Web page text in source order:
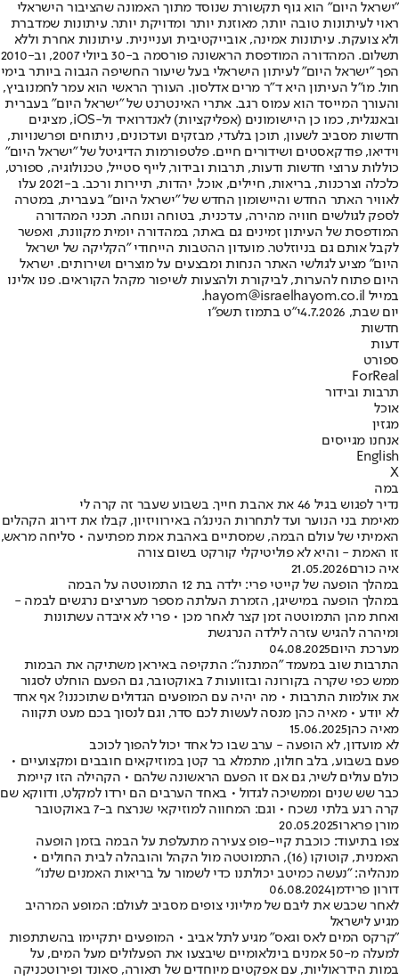
"ישראל היום" הוא גוף תקשורת שנוסד מתוך האמונה שהציבור הישראלי
ראוי לעיתונות טובה יותר, מאוזנת יותר ומדויקת יותר. עיתונות שמדברת
ולא צועקת. עיתונות אמינה, אובייקטיבית ועניינית. עיתונות אחרת וללא
תשלום. המהדורה המודפסת הראשונה פורסמה ב-30 ביולי 2007, וב-2010
הפך "ישראל היום" לעיתון הישראלי בעל שיעור החשיפה הגבוה ביותר בימי
חול. מו"ל העיתון היא ד"ר מרים אדלסון. העורך הראשי הוא עמר לחמנוביץ,
והעורך המייסד הוא עמוס רגב. אתרי האינטרנט של "ישראל היום" בעברית
ובאנגלית, כמו כן היישומונים (אפליקציות) לאנדרואיד ול-iOS, מציגים
חדשות מסביב לשעון, תוכן בלעדי, מבזקים ועדכונים, ניתוחים ופרשנויות,
וידיאו, פודקאסטים ושידורים חיים. פלטפורמות הדיגיטל של "ישראל היום"
כוללות ערוצי חדשות ודעות, תרבות ובידור, לייף סטייל, טכנולוגיה, ספורט,
כלכלה וצרכנות, בריאות, חיילים, אוכל, יהדות, תיירות ורכב. ב-2021 עלו
לאוויר האתר החדש והיישומון החדש של "ישראל היום" בעברית, במטרה
לספק לגולשים חוויה מהירה, עדכנית, בטוחה ונוחה. תכני המהדורה
המודפסת של העיתון זמינים גם באתר, במהדורה יומית מקוונת, ואפשר
לקבל אותם גם בניוזלטר. מועדון ההטבות הייחודי "הקליקה של ישראל
היום" מציע לגולשי האתר הנחות ומבצעים על מוצרים ושירותים. ישראל
היום פתוח להערות, לביקורת ולהצעות לשיפור מקהל הקוראים. פנו אלינו
במייל hayom@israelhayom.co.il.
יום שבת, 4.7.2026
י"ט בתמוז תשפ"ו
חדשות
דעות
ספורט
ForReal
תרבות ובידור
אוכל
מגזין
אנחנו מגייסים
English
X
במה
נדיר לפגוש בגיל 46 את אהבת חייך. בשבוע שעבר זה קרה לי
מאימת בני הנוער ועד לתחרות הנינג'ה באירוויזיון, קבלו את דירוג הקהלים
האמיתי של עולם הבמה, שמסתיים באהבת אמת מפתיעה • סליחה מראש,
זו האמת - והיא לא פוליטיקלי קורקט בשום צורה
איה כורם21.05.2026
במהלך הופעה של קייטי פרי: ילדה בת 12 התמוטטה על הבמה
במהלך הופעה במישיגן, הזמרת העלתה מספר מעריצים נרגשים לבמה -
ואחת מהן התמוטטה זמן קצר לאחר מכן • פרי לא איבדה עשתונות
ומיהרה להגיש עזרה לילדה הנרגשת
מערכת היום04.08.2025
התרבות שוב במעמד "המתנה": התקיפה באיראן משתיקה את הבמות
ממש כפי שקרה בקורונה ובזוועות 7 באוקטובר, גם הפעם הוחלט לסגור
את אולמות התרבות • מה יהיה עם המופעים הגדולים שתוכננו? אף אחד
לא יודע • מאיה כהן מנסה לעשות לכם סדר, וגם לנסוך בכם מעט תקווה
מאיה כהן15.06.2025
לא מועדון, לא הופעה - ערב שבו כל אחד יכול להפוך לכוכב
פעם בשבוע, בלב חולון, מתמלא בר קטן במוזיקאים חובבים ומקצועיים •
כולם עולים לשיר, גם אם זו הפעם הראשונה שלהם • הקהילה הזו קיימת
כבר שש שנים וממשיכה לגדול • באחד הערבים הם ירדו למקלט, ודווקא שם
קרה רגע בלתי נשכח • וגם: המחווה למוזיקאי שנרצח ב-7 באוקטובר
מורן פרארו20.05.2025
צפו בתיעוד: כוכבת קיי-פופ צעירה מתעלפת על הבמה בזמן הופעה
האמנית, קוטוקו (16), התמוטטה מול הקהל והובהלה לבית החולים •
מנהליה: "נעשה כמיטב יכולתנו כדי לשמור על בריאות האמנים שלנו"
דורון פרידמן06.08.2024
לאחר שכבש את ליבם של מיליוני צופים מסביב לעולם: המופע המרהיב
מגיע לישראל
"קרקס המים לאס וגאס" מגיע לתל אביב • המופעים יתקיימו בהשתתפות
למעלה מ-50 אמנים בינלאומיים שיבצעו את הפעלולים מעל המים, על
במות הידראוליות, עם אפקטים מיוחדים של תאורה, סאונד ופירוטכניקה